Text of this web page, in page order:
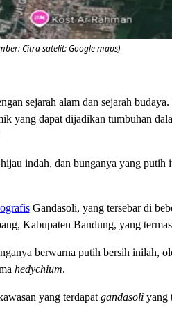
Citra satelit: Google maps)
sejarah alam dan sejarah
yang dapat dijadikan tumbuhan
indah, dan bunganya yang putih
Gandasoli, yang tersebar di
Kabupaten Bandung, yang
berwarna putih bersih inilah,
hedychium.
yang terdapat gandasoliyang